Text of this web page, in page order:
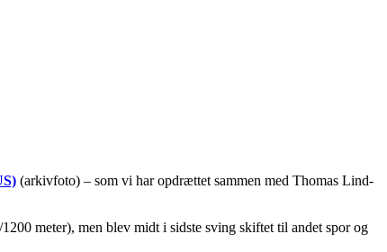
(arkivfoto) – som vi har opdrættet sammen med Thomas Lind-
meter), men blev midt i sidste sving skiftet til andet spor og